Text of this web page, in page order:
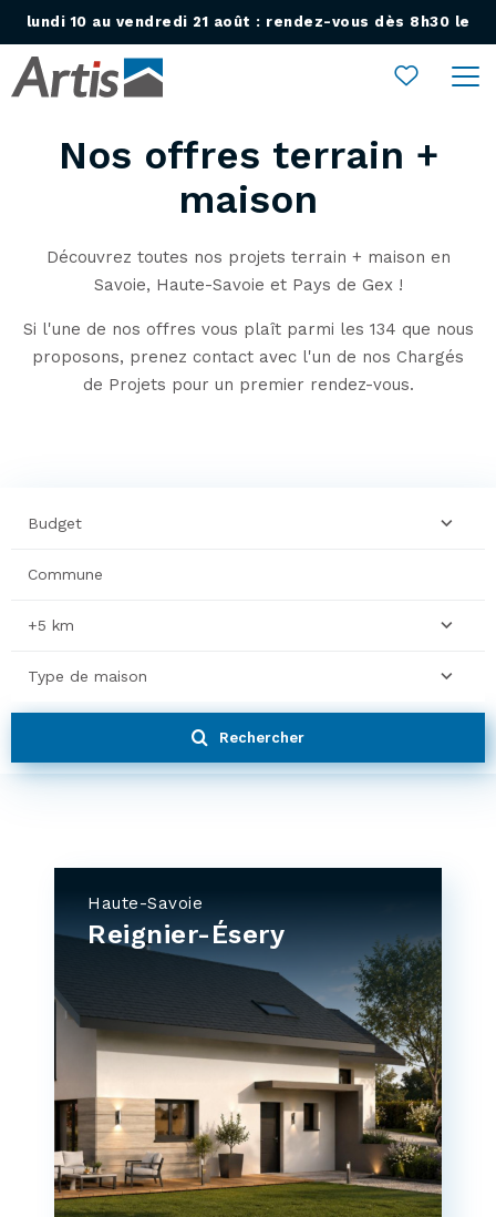
lundi 10 au vendredi 21 août : rendez-vous dès 8h30 le
Ouvrir le menu
Nos offres terrain +
maison
Découvrez toutes nos projets terrain + maison en
Savoie, Haute-Savoie et Pays de Gex !
Si l'une de nos offres vous plaît parmi les 134 que nous
proposons, prenez contact avec l'un de nos Chargés
de Projets pour un premier rendez-vous.
Budget
+5 km
Type de maison
Rechercher
Haute-Savoie
Reignier-Ésery